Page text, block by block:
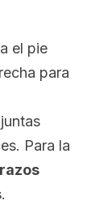
el pie
para
Para la
.